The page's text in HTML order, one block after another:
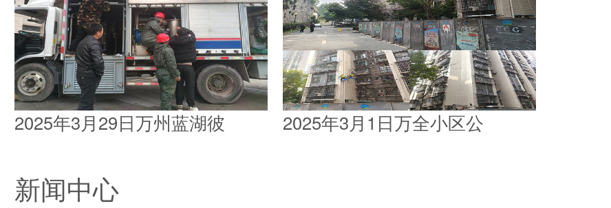
2025年3月29日万州蓝湖彼 2025年3月1日万全小区公
新闻中心